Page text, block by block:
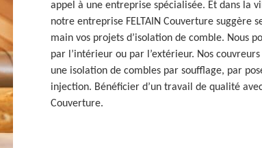
appel à une entreprise spécialisée. Et dans la
notre entreprise FELTAIN Couverture suggère
main vos projets d’isolation de comble. Nous
par l’intérieur ou par l’extérieur. Nos
une isolation de combles par soufflage, par
injection. Bénéficier d’un travail de qualité avec
Couverture.